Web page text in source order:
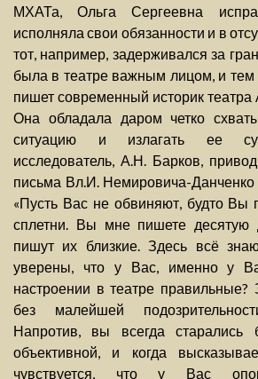
МХАТа, Ольга Сергеевна
исполняла свои обязанности и в
тот, например, задерживался за
была в театре важным лицом, и
пишет современный историк
Она обладала даром четко
ситуацию и излагать ее
исследователь, А.Н. Барков,
письма Вл.И. Немировича-
«Пусть Вас не обвиняют, будто Вы
сплетни. Вы мне пишете десятую
пишут их близкие. Здесь всё
уверены, что у Вас, именно у
настроении в театре правильные?
без малейшей
Напротив, вы всегда старались
объективной, и когда
чувствуется, что у Вас